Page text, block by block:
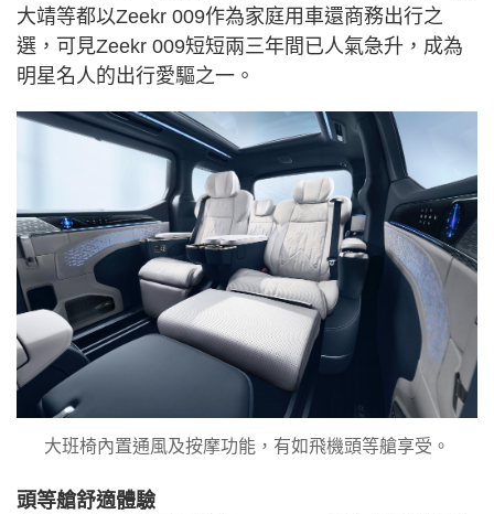
大靖等都以Zeekr 009作為家庭用車還商務出行之
選，可見Zeekr 009短短兩三年間已人氣急升，成為
明星名人的出行愛驅之一。
大班椅內置通風及按摩功能，有如飛機頭等艙享受。
頭等艙舒適體驗